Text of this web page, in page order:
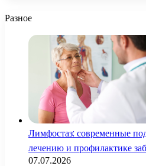
Разное
Лимфостаз: современные
лечению и профилактике
07.07.2026